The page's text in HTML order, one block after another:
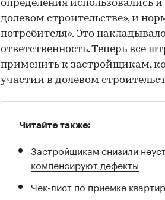
определения использовались
долевом строительстве», и
потребителя». Это
ответственность. Теперь все
применить к застройщикам,
участии в долевом
Читайте также:
Застройщикам снизили
компенсируют дефекты
Чек-лист по приемке